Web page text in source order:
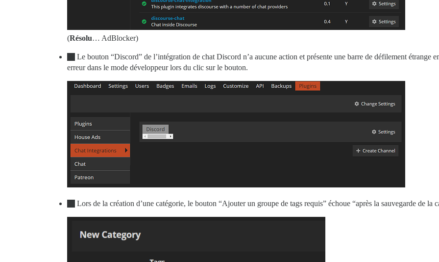
(Résolu… AdBlocker)
Le bouton “Discord” de l’intégration de chat Discord n’a aucune action et présente une barre de défilement étrange
erreur dans le mode développeur lors du clic sur le bouton.
Lors de la création d’une catégorie, le bouton “Ajouter un groupe de tags requis” échoue “après la sauvegarde de la